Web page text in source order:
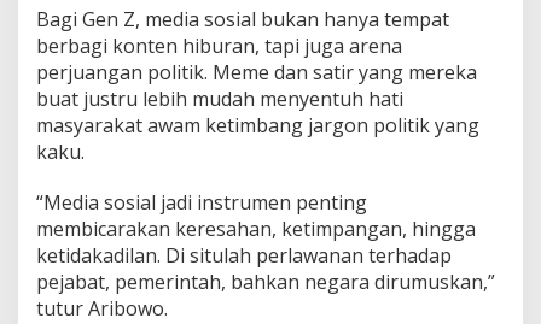
Bagi Gen Z, media sosial bukan hanya tempat
berbagi konten hiburan, tapi juga arena
perjuangan politik. Meme dan satir yang mereka
buat justru lebih mudah menyentuh hati
masyarakat awam ketimbang jargon politik yang
kaku.
“Media sosial jadi instrumen penting
membicarakan keresahan, ketimpangan, hingga
ketidakadilan. Di situlah perlawanan terhadap
pejabat, pemerintah, bahkan negara dirumuskan,”
tutur Aribowo.